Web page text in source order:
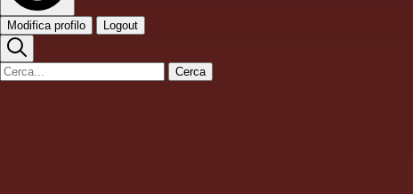
Modifica profilo Logout
Cerca